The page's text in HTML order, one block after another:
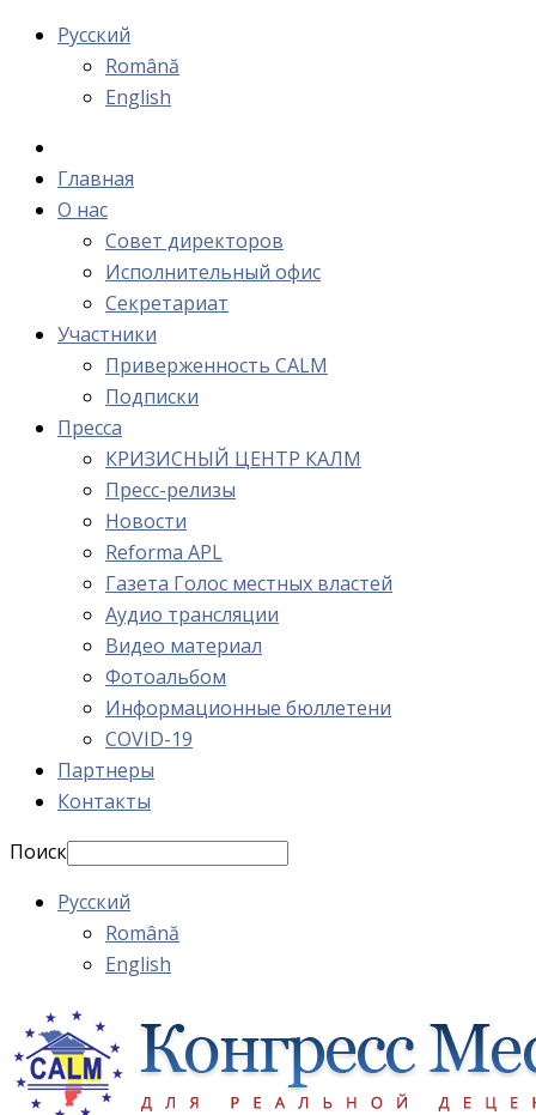
Русский
Română
English
Главная
О нас
Cовет директоров
Исполнительный офис
Cекретариат
Участники
Приверженность CALM
Подписки
Пресса
КРИЗИСНЫЙ ЦЕНТР КАЛМ
Пресс-релизы
Новости
Reforma APL
Газета Голос местных властей
Аудио трансляции
Видео материал
Фотоальбом
Информационные бюллетени
COVID-19
Партнеры
Контакты
Поиск
Русский
Română
English